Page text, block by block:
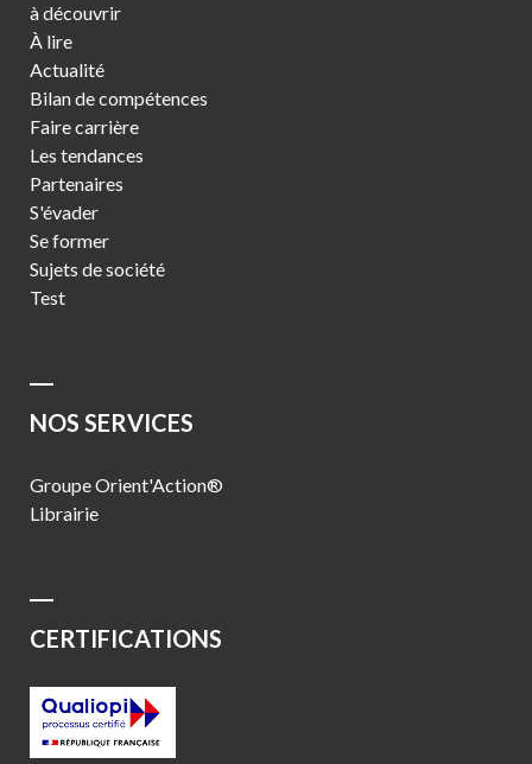
à découvrir
À lire
Actualité
Bilan de compétences
Faire carrière
Les tendances
Partenaires
S'évader
Se former
Sujets de société
Test
NOS SERVICES
Groupe Orient'Action®
Librairie
CERTIFICATIONS